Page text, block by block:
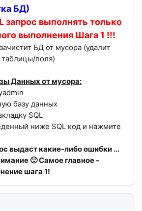
БД)
запрос выполнять только
выполнения Шага 1 !!!
БД от мусора (удалит
поля)
Данных от мусора:
базу данных
SQL
ниже SQL код и нажмите
выдаст какие-либо ошибки ...
🙂 Самое главное -
шага 1!